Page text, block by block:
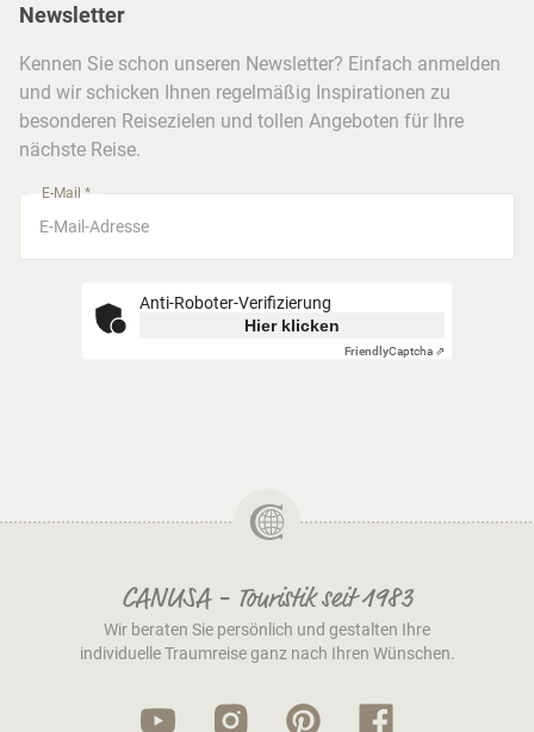
FAQ
Barrierefreiheitserklärung
Hotels & Unterkünfte
Kreuzfahrten
Busreisen
Frankfurt
Stuttgart
Newsletter
Kennen Sie schon unseren Newsletter? Einfach anmelden
und wir schicken Ihnen regelmäßig Inspirationen zu
besonderen Reisezielen und tollen Angeboten für Ihre
nächste Reise.
E-Mail *
Anti-Roboter-Verifizierung
Hier klicken
FriendlyCaptcha ⇗
CANUSA - Touristik seit 1983
Wir beraten Sie persönlich und gestalten Ihre
individuelle Traumreise ganz nach Ihren Wünschen.